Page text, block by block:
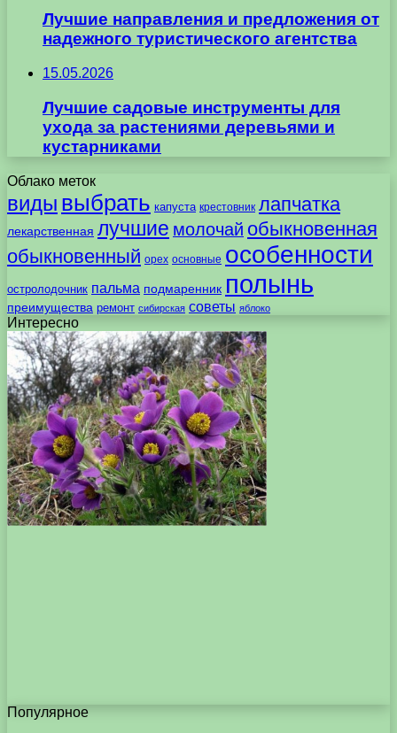
Лучшие направления и предложения от
надежного туристического агентства
15.05.2026
Лучшие садовые инструменты для
ухода за растениями деревьями и
кустарниками
Облако меток
виды выбрать капуста крестовник лапчатка
лекарственная лучшие молочай обыкновенная
обыкновенный орех основные особенности
остролодочник пальма подмаренник полынь
преимущества ремонт сибирская советы яблоко
Интересно
Популярное